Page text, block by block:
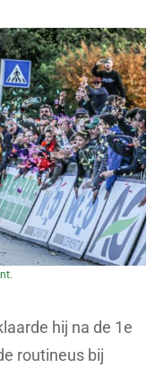
hij na de 1e
routineus bij